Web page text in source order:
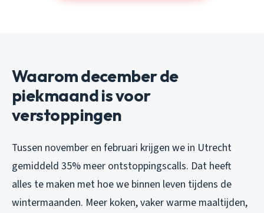
Waarom december de
piekmaand is voor
verstoppingen
Tussen november en februari krijgen we in Utrecht
gemiddeld 35% meer ontstoppingscalls. Dat heeft
alles te maken met hoe we binnen leven tijdens de
wintermaanden. Meer koken, vaker warme maaltijden,